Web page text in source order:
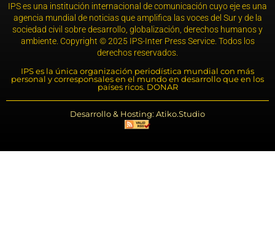
IPS es una institución internacional de comunicación cuyo eje es una
agencia mundial de noticias que amplifica las voces del Sur y de la
sociedad civil sobre desarrollo, globalización, derechos humanos y
ambiente. Copyright © 2025 IPS-Inter Press Service. Todos los
derechos reservados.
IPS es la única organización periodística mundial con más
personal y corresponsales en el mundo en desarrollo que en los
países ricos. DONAR
Desarrollo & Hosting: Atiko.Studio